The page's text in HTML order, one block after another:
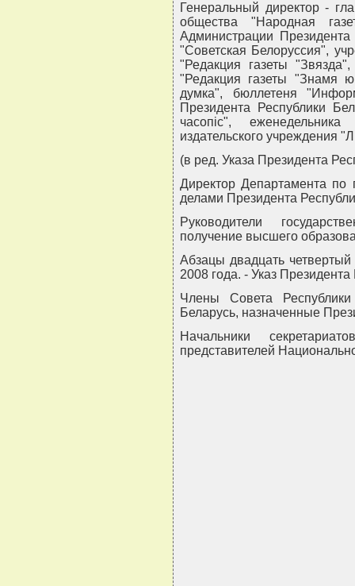
Генеральный директор -
общества "Народная
Администрации Президента
"Советская Белоруссия",
"Редакция газеты
"Редакция газеты "Знамя
думка", бюллетеня
Президента Республики
часопiс",
издательского учреждения
(в ред. Указа Президента
Директор Департамента по
делами Президента
Руководители
получение высшего
Абзацы двадцать
2008 года. - Указ
Члены Совета
Беларусь, назначенные
Начальники
представителей